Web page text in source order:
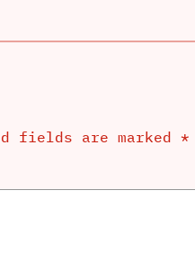
fields are marked *